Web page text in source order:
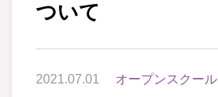
ついて
2021.07.01 オープンスクール